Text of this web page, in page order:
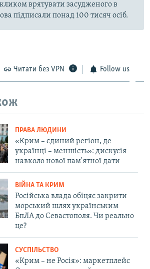
врятувати засудженого в
підписали понад 100 тисяч осіб.
Читати без VPN Follow us
ПРАВА ЛЮДИНИ
«Крим – єдиний регіон, де
українці – меншість»: дискусія
навколо нової пам'ятної дати
ВІЙНА ТА КРИМ
Російська влада обіцяє закрити
морський шлях українським
БпЛА до Севастополя. Чи реально
це?
СУСПІЛЬСТВО
«Крим – не Росія»: маркетплейс